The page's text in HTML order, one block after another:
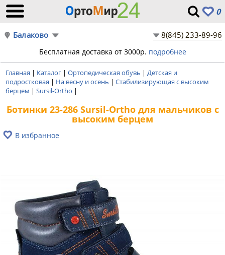
0
Балаково 8(845) 233-89-96
Бесплатная доставка от 3000р. подробнее
Главная | Каталог | Ортопедическая обувь | Детская и
подростковая | На весну и осень | Стабилизирующая с высоким
берцем | Sursil-Ortho |
Ботинки 23-286 Sursil-Ortho для мальчиков с
высоким берцем
В избранное